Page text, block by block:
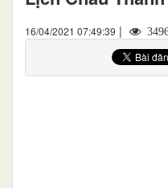
16/04/2021 07:49:39 |